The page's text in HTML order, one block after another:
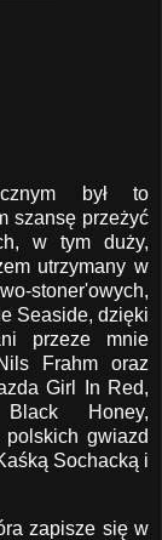
był to
szansę przeżyć
w tym duży,
utrzymany w
stoner'owych,
Seaside, dzięki
przeze mnie
Frahm oraz
Girl In Red,
Honey,
gwiazd
Sochacką i
zapisze się w